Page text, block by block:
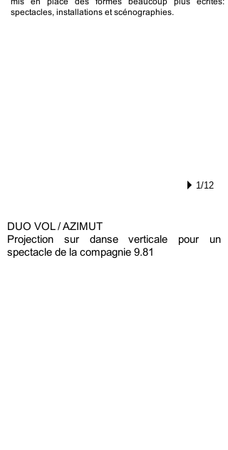
spectacles, installations et scénographies.
1/12
DUO VOL / AZIMUT
Projection sur danse verticale pour un
spectacle de la compagnie 9.81